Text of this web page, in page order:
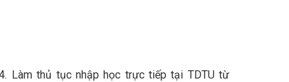
Làm thủ tục nhập học trực tiếp tại TDTU từ